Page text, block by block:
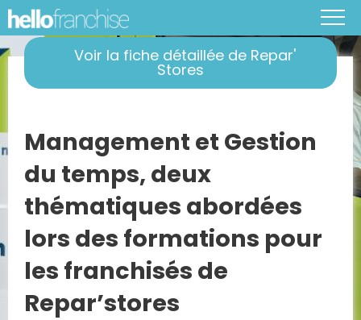
Voir la fiche détaillée de Repar'
Stores
Management et Gestion
du temps, deux
thématiques abordées
lors des formations pour
les franchisés de
Repar’stores